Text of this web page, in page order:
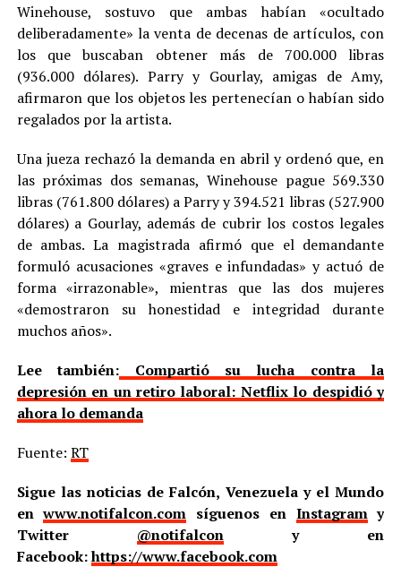
Winehouse, sostuvo que ambas habían «ocultado
deliberadamente» la venta de decenas de artículos, con
los que buscaban obtener más de 700.000 libras
(936.000 dólares). Parry y Gourlay, amigas de Amy,
afirmaron que los objetos les pertenecían o habían sido
regalados por la artista.
Una jueza rechazó la demanda en abril y ordenó que, en
las próximas dos semanas, Winehouse pague 569.330
libras (761.800 dólares) a Parry y 394.521 libras (527.900
dólares) a Gourlay, además de cubrir los costos legales
de ambas. La magistrada afirmó que el demandante
formuló acusaciones «graves e infundadas» y actuó de
forma «irrazonable», mientras que las dos mujeres
«demostraron su honestidad e integridad durante
muchos años».
Lee también: Compartió su lucha contra la
depresión en un retiro laboral: Netflix lo despidió y
ahora lo demanda
Fuente: RT
Sigue las noticias de Falcón, Venezuela y el Mundo
enwww.notifalcon.com síguenos en Instagramy
Twitter @notifalcony en
Facebook:https://www.facebook.com